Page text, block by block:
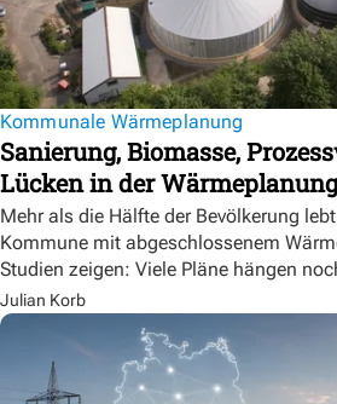
Kommunale Wärmeplanung
Sanierung, Biomasse,
Lücken in der Wärmeplanung
Mehr als die Hälfte der Bevölkerung
Kommune mit abgeschlossenem
Studien zeigen: Viele Pläne hängen
Julian Korb